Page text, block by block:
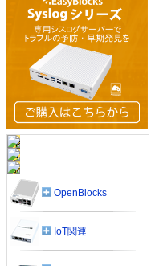
OpenBlocks
IoT関連